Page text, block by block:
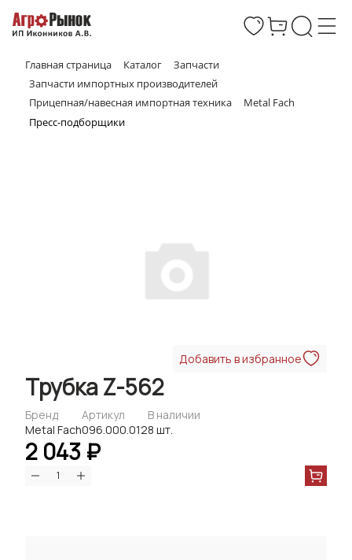
Главная страница Каталог
Запчасти
Запчасти импортных производителей
Прицепная/навесная импортная техника
Metal Fach
Пресс-подборщики
Добавить в избранное
Трубка Z-562
Бренд
Metal Fach
Артикул
096.000.012
В наличии
8 шт.
2 043 ₽